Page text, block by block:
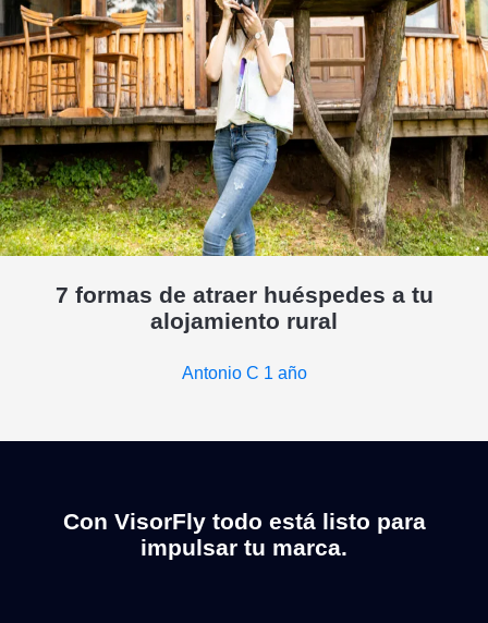
7 formas de atraer huéspedes a tu
alojamiento rural
Antonio C 1 año
Con VisorFly todo está listo para
impulsar tu marca.